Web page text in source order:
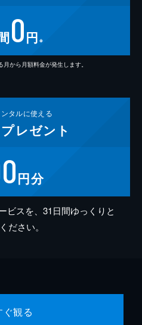
0円 ※
から月額料金が発生します。
タルに使える
プレゼント
円分
ビスを、31日間ゆっくりと
ださい。
ぐ観る